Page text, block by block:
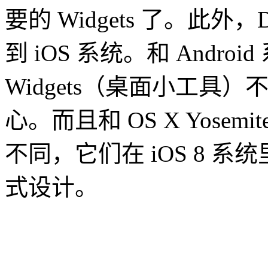
要的 Widgets 了。此外，
到 iOS 系统。和
Widgets（桌面小工具）
心。而且和 OS X
不同，它们在 iOS 8 系
式设计。